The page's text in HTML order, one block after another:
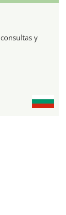
y